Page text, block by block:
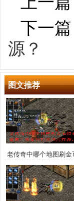
下一篇
源？
图文推荐
老传奇中哪个地图刷金
率最高？求最佳打金地
荐。